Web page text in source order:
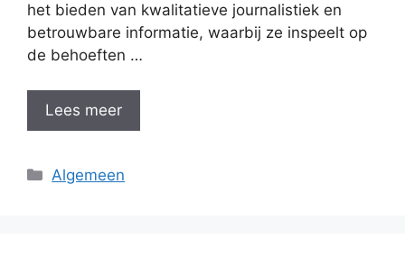
het bieden van kwalitatieve journalistiek en
betrouwbare informatie, waarbij ze inspeelt op
de behoeften …
Lees meer
Categorieën
Algemeen